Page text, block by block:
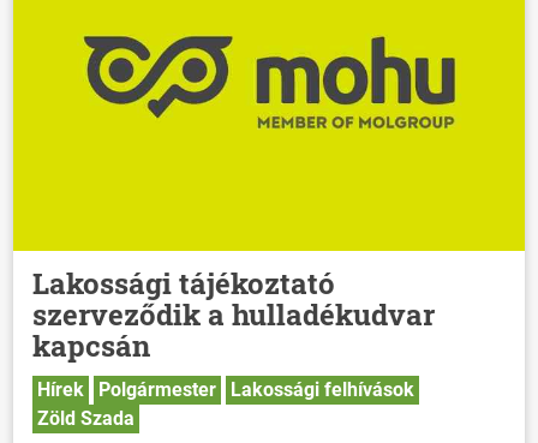
Lakossági tájékoztató
szerveződik a hulladékudvar
kapcsán
Hírek Polgármester
Lakossági felhívások
Zöld Szada